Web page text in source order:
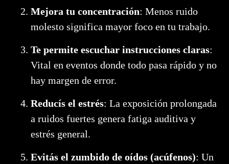
Mejora tu concentración: Menos ruido
molesto significa mayor foco en tu trabajo.
Te permite escuchar instrucciones claras:
Vital en eventos donde todo pasa rápido y no
hay margen de error.
Reducís el estrés: La exposición prolongada
a ruidos fuertes genera fatiga auditiva y
estrés general.
Evitás el zumbido de oídos (acúfenos): Un